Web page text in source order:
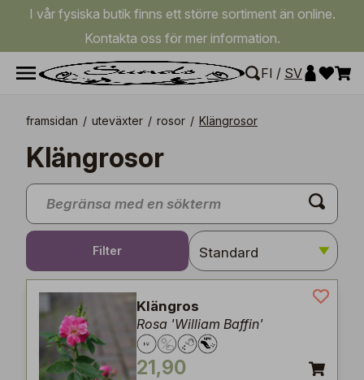
I vår fysiska butik finns ett större sortiment än online.
Kontakta oss för mer information.
FI / SV
framsidan / uteväxter / rosor / Klängrosor
Klängrosor
Filter
Klängros
Rosa 'William Baffin'
21,90